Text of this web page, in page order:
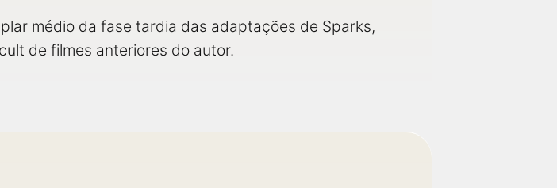
médio da fase tardia das adaptações de Sparks,
de filmes anteriores do autor.